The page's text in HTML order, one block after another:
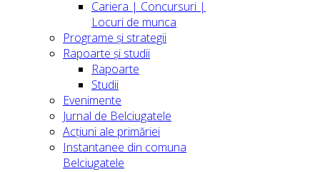
Cariera | Concursuri |
Locuri de munca
Programe și strategii
Rapoarte și studii
Rapoarte
Studii
Evenimente
Jurnal de Belciugatele
Acțiuni ale primăriei
Instantanee din comuna
Belciugatele